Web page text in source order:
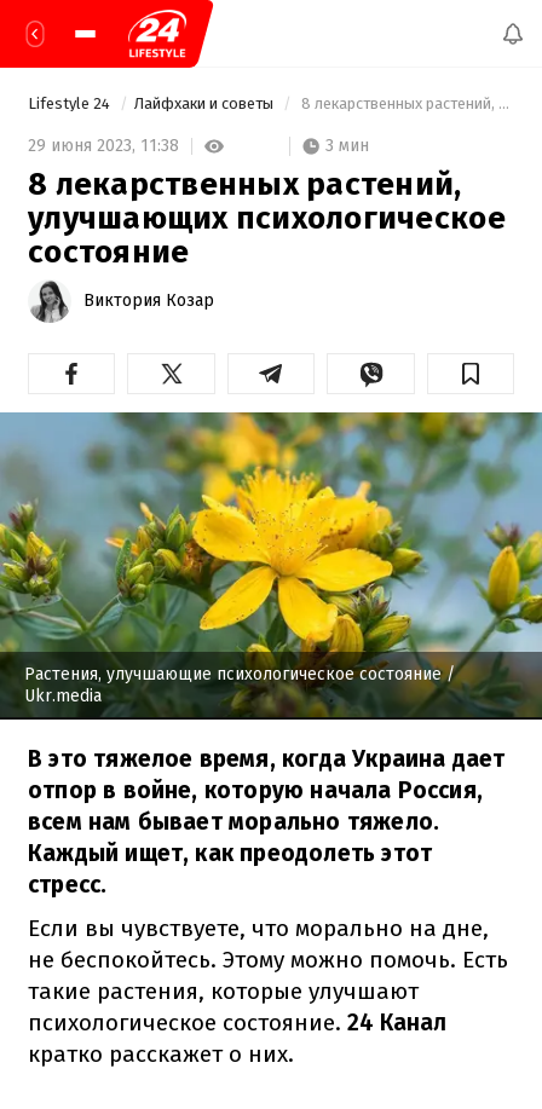
Lifestyle 24 Лайфхаки и советы 8 лекарственных растений, улучшающих психологическое состояние
29 июня 2023, 11:38 3 мин
8 лекарственных растений,
улучшающих психологическое
состояние
Виктория Козар
Растения, улучшающие психологическое состояние/
Ukr.media
В это тяжелое время, когда Украина дает
отпор в войне, которую начала Россия,
всем нам бывает морально тяжело.
Каждый ищет, как преодолеть этот
стресс.
Если вы чувствуете, что морально на дне,
не беспокойтесь. Этому можно помочь. Есть
такие растения, которые улучшают
психологическое состояние. 24 Канал
кратко расскажет о них.